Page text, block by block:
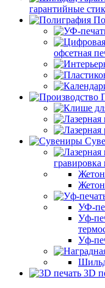
гарантийные
офсетная
гравировка
УФ-
Уф-
Уф-
3D